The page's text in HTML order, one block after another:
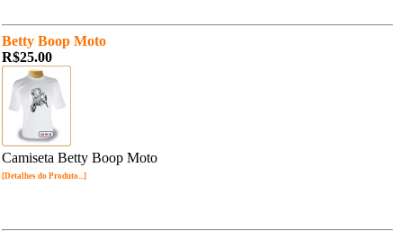
Betty Boop Moto
R$25.00
Camiseta Betty Boop Moto
[Detalhes do Produto...]